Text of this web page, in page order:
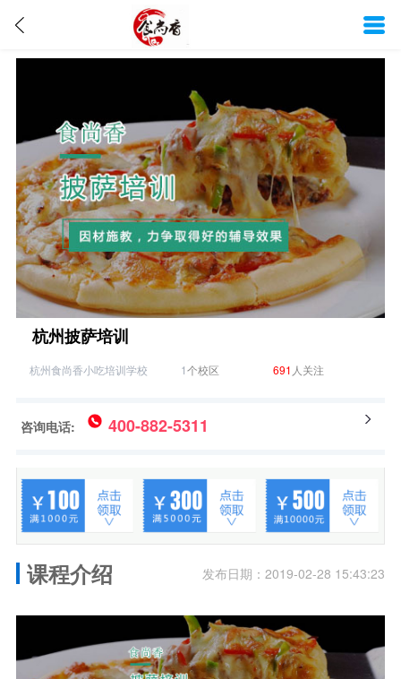
杭州披萨培训
杭州食尚香小吃培训学校 1个校区 691 人关注
咨询电话: 400-882-5311
课程介绍 发布日期：2019-02-28 15:43:23